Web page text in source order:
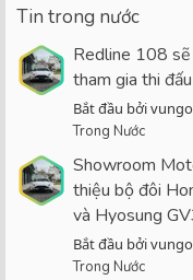
Tin trong nước
Redline 108
tham gia thi
Bắt đầu bởi
Trong Nước
Showroom
thiệu bộ đôi
và Hyosung
Bắt đầu bởi
Trong Nước